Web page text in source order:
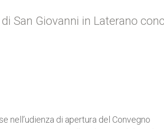
San Giovanni in Laterano
nell’udienza di apertura del Convegno